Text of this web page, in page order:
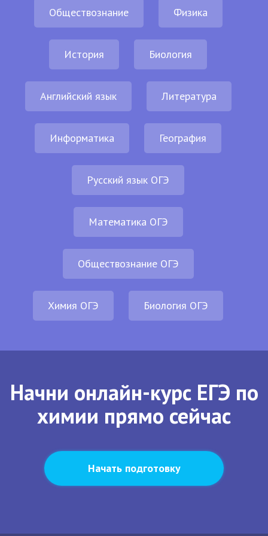
Обществознание Физика
История Биология
Английский язык Литература
Информатика География
Русский язык ОГЭ
Математика ОГЭ
Обществознание ОГЭ
Химия ОГЭ Биология ОГЭ
Начни онлайн-курс ЕГЭ по
химии прямо сейчас
Начать подготовку